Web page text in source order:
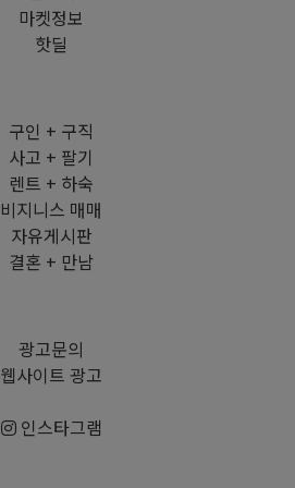
마켓정보
핫딜
구인 + 구직
사고 + 팔기
렌트 + 하숙
비지니스 매매
자유게시판
결혼 + 만남
광고문의
웹사이트 광고
인스타그램